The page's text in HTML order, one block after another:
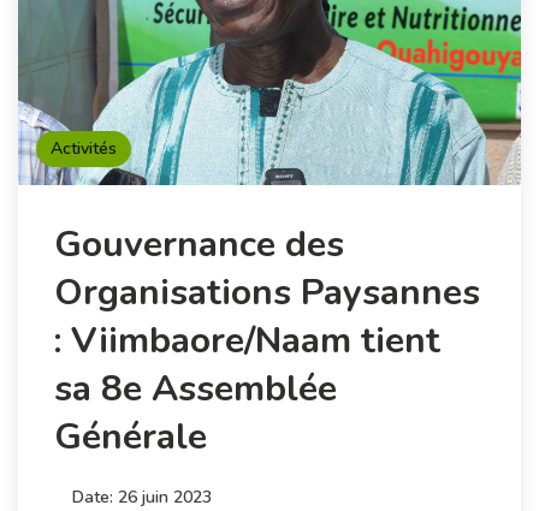
Gouvernance des
Organisations Paysannes
: Viimbaore/Naam tient
sa 8e Assemblée
Générale
Activités
Date: 26 juin 2023